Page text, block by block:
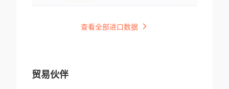
查看全部进口数据
贸易伙伴